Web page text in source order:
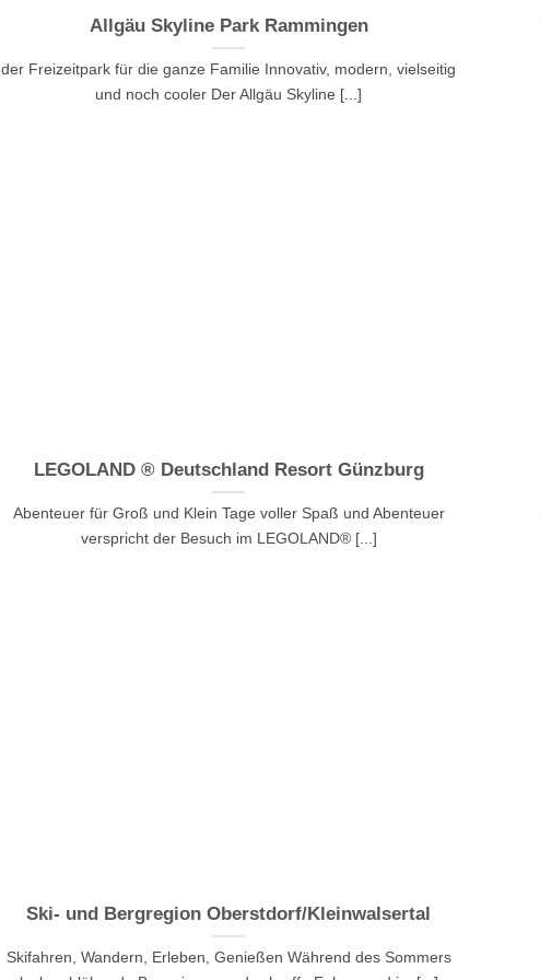
Allgäu Skyline Park Rammingen
der Freizeitpark für die ganze Familie Innovativ, modern, vielseitig
und noch cooler Der Allgäu Skyline [...]
LEGOLAND ® Deutschland Resort Günzburg
Abenteuer für Groß und Klein Tage voller Spaß und Abenteuer
verspricht der Besuch im LEGOLAND® [...]
Ski- und Bergregion Oberstdorf/Kleinwalsertal
Skifahren, Wandern, Erleben, Genießen Während des Sommers